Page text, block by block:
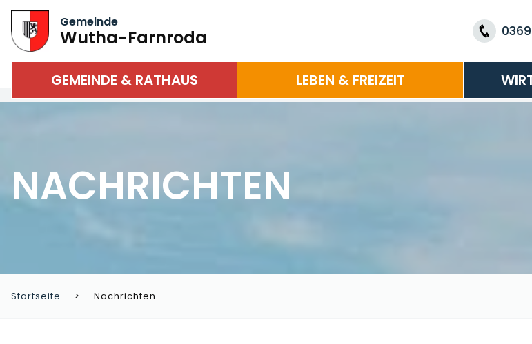
Gemeinde
Wutha-Farnroda
GEMEINDE & RATHAUS LEBEN & FREIZEIT
NACHRICHTEN
Startseite Nachrichten